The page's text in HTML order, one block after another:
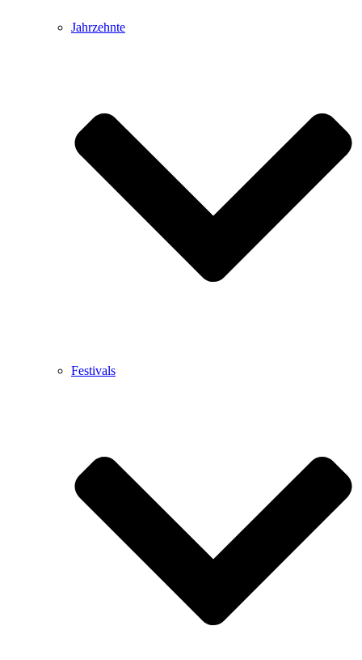
Jahrzehnte
Festivals